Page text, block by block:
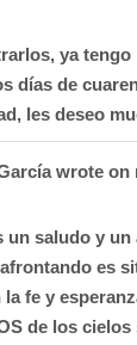
ya
días de
les deseo
wrote on
un saludo y
es
fe y
de los